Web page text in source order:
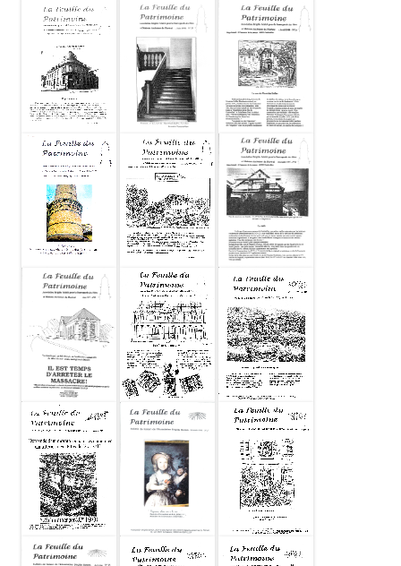
Feuille du
patrimoine
1999-03 N29
Feuille du
patrimoine
1999-01 N28
Feuille du
patrimoine
1998-12 N27
Feuille du
patrimoine
1998-11 N26
Feuille du
patrimoine
1998-06 N25
Feuille du
patrimoine
1998-04 N24
Feuille du
patrimoine
1998-03 N23
Feuille du
patrimoine
1998-01 N22
Feuille du
patrimoine
1997-11 N21
Feuille du
patrimoine
1997-06 N20
Feuille du
patrimoine
Feuille du
patrimoine
1997-02 N18